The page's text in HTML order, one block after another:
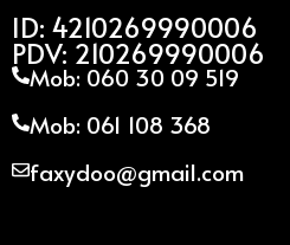
ID: 4210269990006
PDV: 210269990006
Mob: 060 30 09 519
Mob: 061 108 368
faxydoo@gmail.com